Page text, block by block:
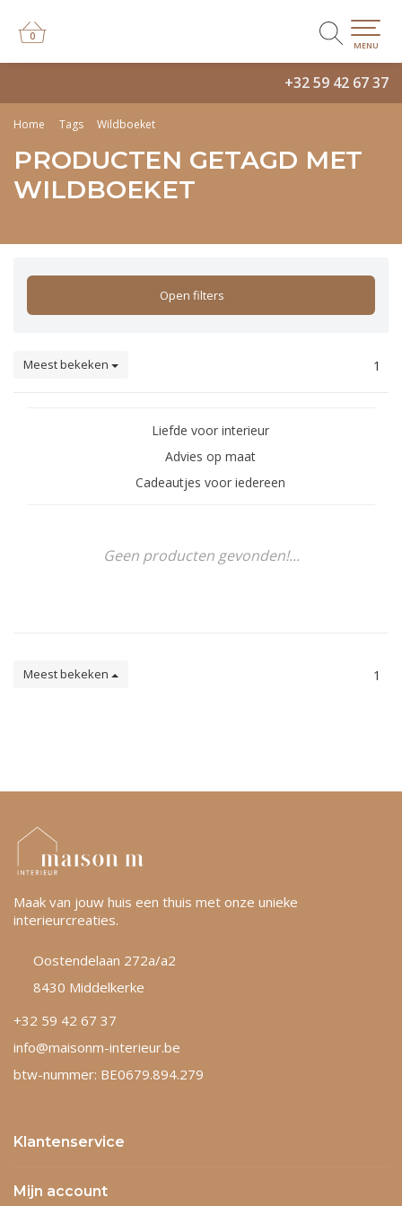
+32 59 42 67 37
0
0
MENU
Home Tags Wildboeket
PRODUCTEN GETAGD MET
WILDBOEKET
Open filters
Meest bekeken 1
Liefde voor interieur
Advies op maat
Cadeautjes voor iedereen
Geen producten gevonden!...
Meest bekeken 1
Maak van jouw huis een thuis met onze unieke
interieurcreaties.
Oostendelaan 272a/a2
8430 Middelkerke
+32 59 42 67 37
info@maisonm-interieur.be
btw-nummer: BE0679.894.279
Klantenservice
Mijn account